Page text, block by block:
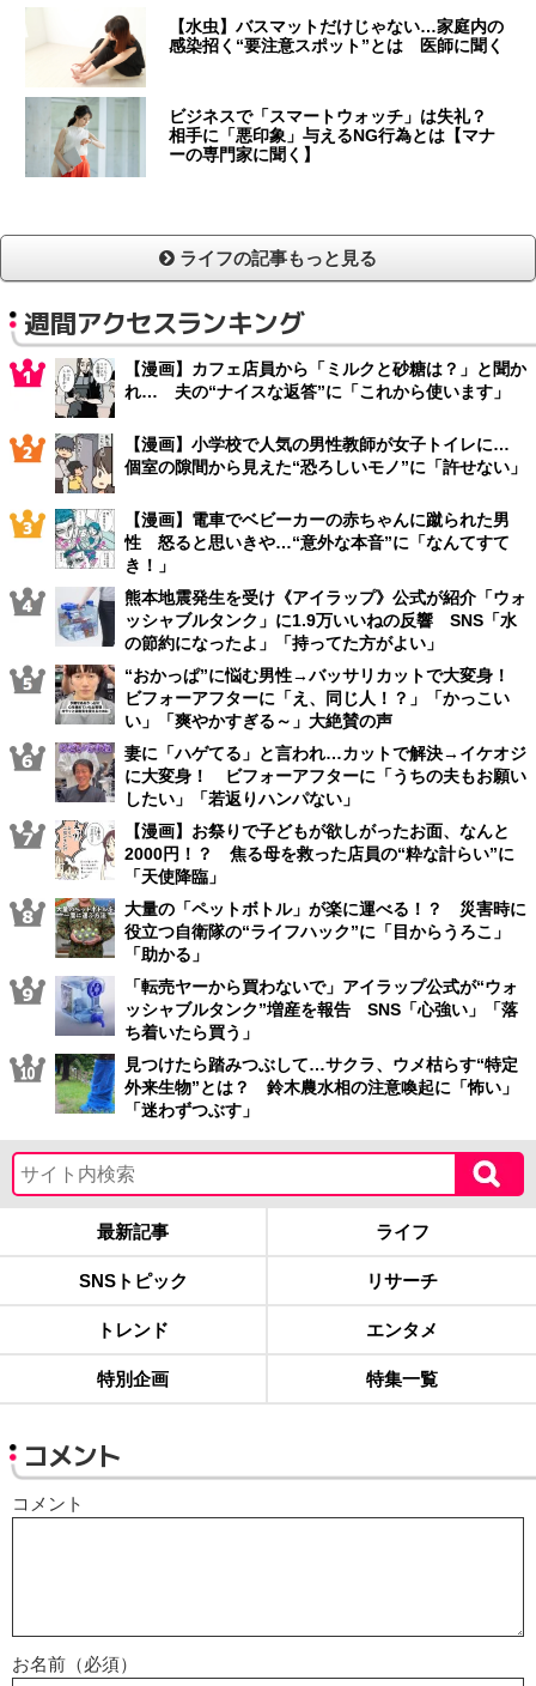
【水虫】バスマットだけじゃない…家庭内の
感染招く“要注意スポット”とは 医師に聞く
ビジネスで「スマートウォッチ」は失礼？
相手に「悪印象」与えるNG行為とは【マナ
ーの専門家に聞く】
ライフの記事もっと見る
週間アクセスランキング
【漫画】カフェ店員から「ミルクと砂糖は？」と聞か
れ… 夫の“ナイスな返答”に「これから使います」
【漫画】小学校で人気の男性教師が女子トイレに…
個室の隙間から見えた“恐ろしいモノ”に「許せない」
【漫画】電車でベビーカーの赤ちゃんに蹴られた男
性 怒ると思いきや…“意外な本音”に「なんてすて
き！」
熊本地震発生を受け《アイラップ》公式が紹介「ウォ
ッシャブルタンク」に1.9万いいねの反響 SNS「水
の節約になったよ」「持ってた方がよい」
“おかっぱ”に悩む男性→バッサリカットで大変身！
ビフォーアフターに「え、同じ人！？」「かっこい
い」「爽やかすぎる～」大絶賛の声
妻に「ハゲてる」と言われ…カットで解決→イケオジ
に大変身！ ビフォーアフターに「うちの夫もお願い
したい」「若返りハンパない」
【漫画】お祭りで子どもが欲しがったお面、なんと
2000円！？ 焦る母を救った店員の“粋な計らい”に
「天使降臨」
大量の「ペットボトル」が楽に運べる！？ 災害時に
役立つ自衛隊の“ライフハック”に「目からうろこ」
「助かる」
「転売ヤーから買わないで」アイラップ公式が“ウォ
ッシャブルタンク”増産を報告 SNS「心強い」「落
ち着いたら買う」
見つけたら踏みつぶして…サクラ、ウメ枯らす“特定
外来生物”とは？ 鈴木農水相の注意喚起に「怖い」
「迷わずつぶす」
最新記事 ライフ
SNSトピック リサーチ
トレンド エンタメ
特別企画 特集一覧
コメント
コメント
お名前（必須）